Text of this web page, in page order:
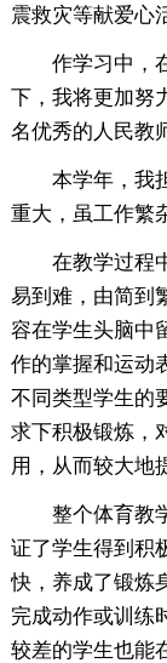
震救灾等献爱心
作学习中，在
下，我将更加努
名优秀的人民教
本学年，我担
重大，虽工作繁
在教学过程中
易到难，由简到
容在学生头脑中
作的掌握和运动
不同类型学生的
求下积极锻炼，
用，从而较大地
整个体育教学
证了学生得到积
快，养成了锻炼
完成动作或训练
较差的学生也能